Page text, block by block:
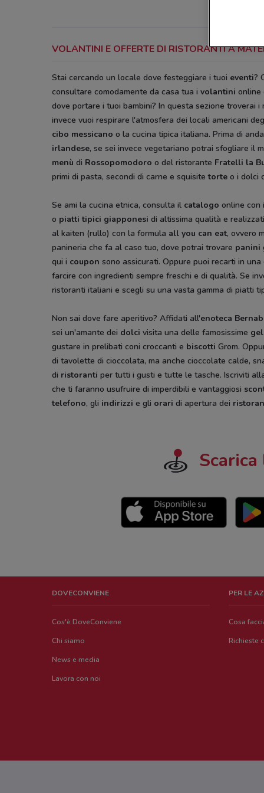
VOLANTINI E OFFERTE DI RISTORANTI A
Stai cercando un locale dove festeggiare i tuoi eventi?
consultare comodamente da casa tua i volantini online
dove portare i tuoi bambini? In questa sezione troverai
invece vuoi respirare l'atmosfera dei locali americani
cibo messicano o la cucina tipica italiana. Prima di
irlandese, se sei invece vegetariano potrai sfogliare il
menù di Rossopomodoro o del ristorante Fratelli la
primi di pasta, secondi di carne e squisitetorte o i dolci
Se ami la cucina etnica, consulta il catalogo online con i
o piatti tipici giapponesi di altissima qualità e
al kaiten (rullo) con la formula all you can eat, ovvero
panineria che fa al caso tuo, dove potrai trovare panini
qui i coupon sono assicurati. Oppure puoi recarti in
farcire con ingredienti sempre freschi e di qualità. Se
ristoranti italiani e scegli su una vasta gamma di piatti
Non sai dove fare aperitivo? Affidati all'enoteca
sei un'amante dei dolci visita una delle famosissime
gustare in prelibati coni croccanti e biscotti Grom.
di tavolette di cioccolata, ma anche cioccolate calde,
di ristoranti per tutti i gusti e tutte le tasche. Iscriviti
che ti faranno usufruire di imperdibili e vantaggiosi
telefono, gli indirizzi e gli orari di apertura dei
Scarica
DOVECONVIENE
Cos'è DoveConviene
Chi siamo
News e media
Lavora con noi
PER LE
Cosa
Richieste